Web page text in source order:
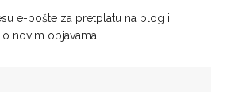
e-pošte za pretplatu na blog i
novim objavama